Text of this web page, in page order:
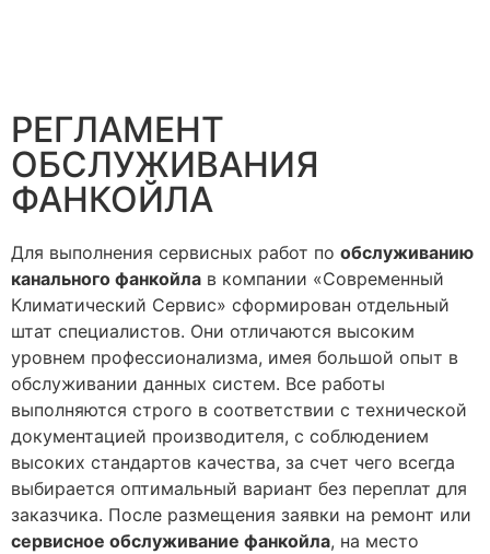
РЕГЛАМЕНТ
ОБСЛУЖИВАНИЯ
ФАНКОЙЛА
Для выполнения сервисных работ по обслуживанию
канального фанкойла в компании «Современный
Климатический Сервис» сформирован отдельный
штат специалистов. Они отличаются высоким
уровнем профессионализма, имея большой опыт в
обслуживании данных систем. Все работы
выполняются строго в соответствии с технической
документацией производителя, с соблюдением
высоких стандартов качества, за счет чего всегда
выбирается оптимальный вариант без переплат для
заказчика. После размещения заявки на ремонт или
сервисное обслуживание фанкойла, на место